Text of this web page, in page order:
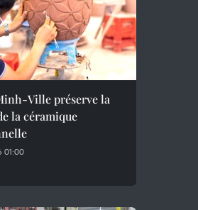
Ville préserve la
la céramique
01:00